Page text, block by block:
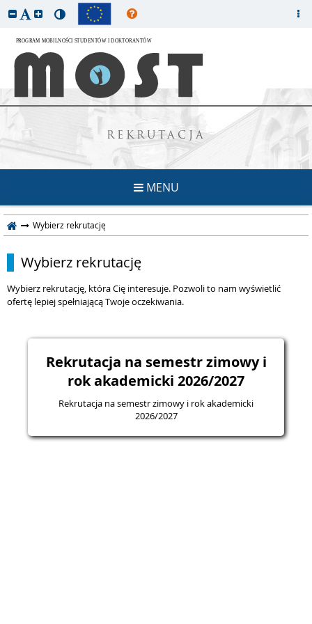
REKRUTACJA
MENU
Wybierz rekrutację
Wybierz rekrutację
Wybierz rekrutację, która Cię interesuje. Pozwoli to nam wyświetlić
ofertę lepiej spełniającą Twoje oczekiwania.
Rekrutacja na semestr zimowy i
rok akademicki 2026/2027
Rekrutacja na semestr zimowy i rok akademicki
2026/2027